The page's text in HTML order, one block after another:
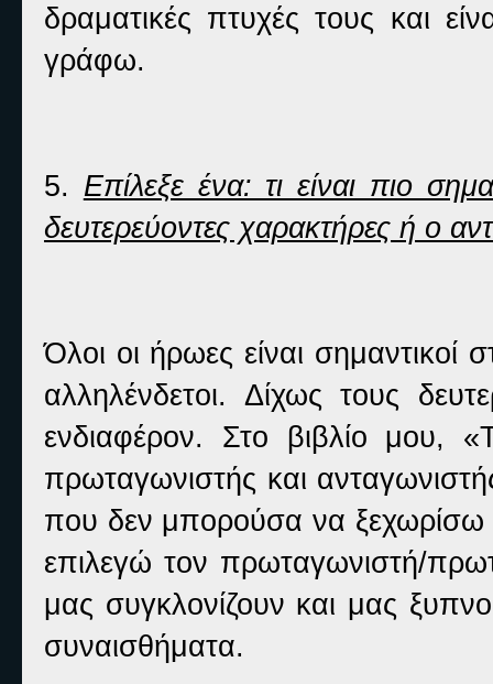
δραματικές πτυχές τους και
γράφω.
5. Επίλεξε ένα: τι είναι πιο
δευτερεύοντες χαρακτήρες ή ο
Όλοι οι ήρωες είναι σημαντικοί
αλληλένδετοι. Δίχως τους
ενδιαφέρον. Στο βιβλίο
πρωταγωνιστής και
που δεν μπορούσα να
επιλεγώ τον πρωταγωνιστή/
μας συγκλονίζουν και μας
συναισθήματα.